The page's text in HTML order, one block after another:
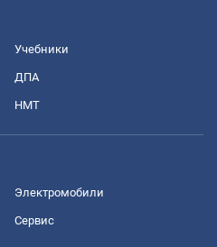
Учебники
ДПА
НМТ
Электромобили
Сервис